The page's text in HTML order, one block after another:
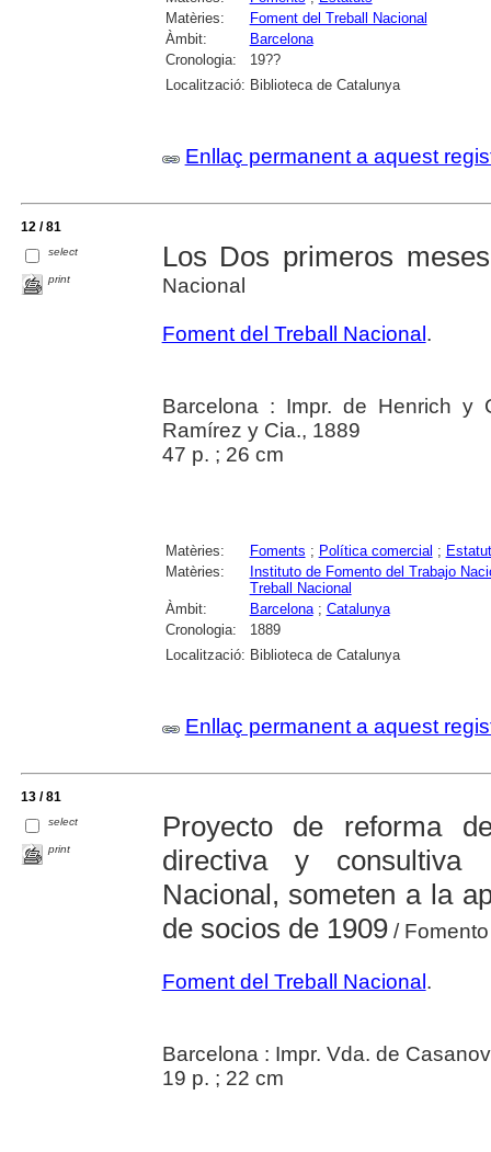
Matèries:
Foment del Treball Nacional
Àmbit:
Barcelona
Cronologia:
19??
Localització: Biblioteca de Catalunya
Enllaç permanent a aquest
12 / 81
select
print
Los Dos primeros
Nacional
Foment del Treball Nacional .
Barcelona : Impr. de Henrich y
Ramírez y Cia., 1889
47 p. ; 26 cm
Matèries: Foments ; Política comercial ;
Matèries:
Instituto de Fomento del Trabajo
Treball Nacional
Àmbit:
Barcelona; Catalunya
Cronologia:
1889
Localització: Biblioteca de Catalunya
Enllaç permanent a aquest
13 / 81
select
print
Proyecto de reforma
directiva y consultiva
Nacional, someten a la
de socios de 1909/ Fomento
Foment del Treball Nacional .
Barcelona : Impr. Vda. de
19 p. ; 22 cm